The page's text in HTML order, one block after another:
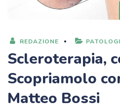
REDAZIONE
Scleroterapia,
Scopriamolo
Matteo Bossi